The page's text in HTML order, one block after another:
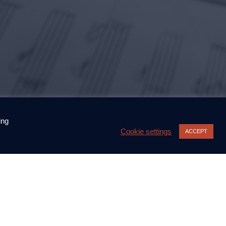
Cookie settings
ACCEPT